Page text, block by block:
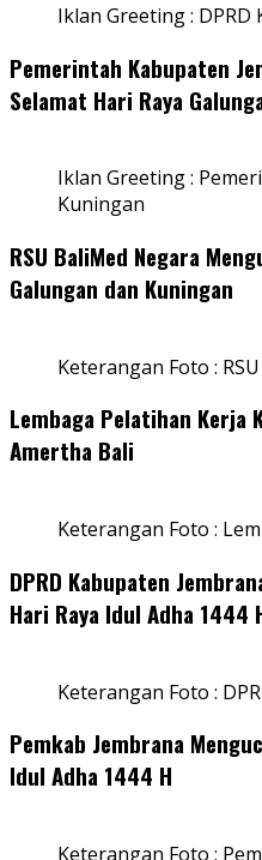
Iklan Greeting :
Pemerintah Kabupaten
Selamat Hari Raya
Iklan Greeting :
Kuningan
RSU BaliMed Negara
Galungan dan Kuningan
Keterangan Foto :
Lembaga Pelatihan Kerja
Amertha Bali
Keterangan Foto :
DPRD Kabupaten
Hari Raya Idul Adha 1444
Keterangan Foto :
Pemkab Jembrana
Idul Adha 1444 H
Keterangan Foto :